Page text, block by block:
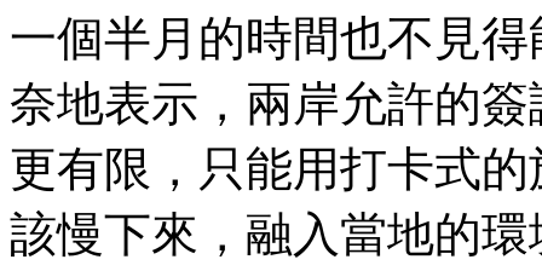
一個半月的時間也不見
奈地表示，兩岸允許的
更有限，只能用打卡式
該慢下來，融入當地的